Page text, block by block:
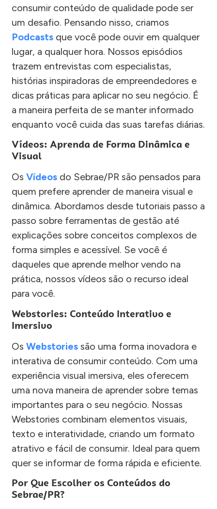
consumir conteúdo de qualidade pode ser
um desafio. Pensando nisso, criamos
Podcasts que você pode ouvir em qualquer
lugar, a qualquer hora. Nossos episódios
trazem entrevistas com especialistas,
histórias inspiradoras de empreendedores e
dicas práticas para aplicar no seu negócio. É
a maneira perfeita de se manter informado
enquanto você cuida das suas tarefas diárias.
Vídeos: Aprenda de Forma Dinâmica e
Visual
Os Vídeos do Sebrae/PR são pensados para
quem prefere aprender de maneira visual e
dinâmica. Abordamos desde tutoriais passo a
passo sobre ferramentas de gestão até
explicações sobre conceitos complexos de
forma simples e acessível. Se você é
daqueles que aprende melhor vendo na
prática, nossos vídeos são o recurso ideal
para você.
Webstories: Conteúdo Interativo e
Imersivo
Os Webstories são uma forma inovadora e
interativa de consumir conteúdo. Com uma
experiência visual imersiva, eles oferecem
uma nova maneira de aprender sobre temas
importantes para o seu negócio. Nossas
Webstories combinam elementos visuais,
texto e interatividade, criando um formato
atrativo e fácil de consumir. Ideal para quem
quer se informar de forma rápida e eficiente.
Por Que Escolher os Conteúdos do
Sebrae/PR?